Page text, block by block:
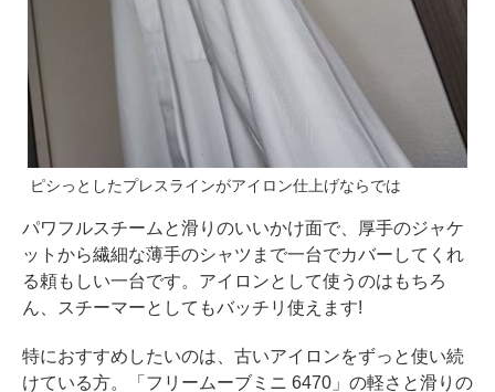
ピシっとしたプレスラインがアイロン仕上げならでは
パワフルスチームと滑りのいいかけ面で、厚手のジャケ
ットから繊細な薄手のシャツまで一台でカバーしてくれ
る頼もしい一台です。アイロンとして使うのはもちろ
ん、スチーマーとしてもバッチリ使えます!
特におすすめしたいのは、古いアイロンをずっと使い続
けている方。「フリームーブミニ 6470」の軽さと滑りの